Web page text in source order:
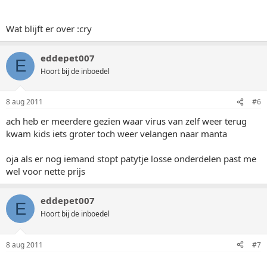
Wat blijft er over :cry
E eddepet007
Hoort bij de inboedel
8 aug 2011 #6
ach heb er meerdere gezien waar virus van zelf weer terug
kwam kids iets groter toch weer velangen naar manta
oja als er nog iemand stopt patytje losse onderdelen past me
wel voor nette prijs
E eddepet007
Hoort bij de inboedel
8 aug 2011 #7